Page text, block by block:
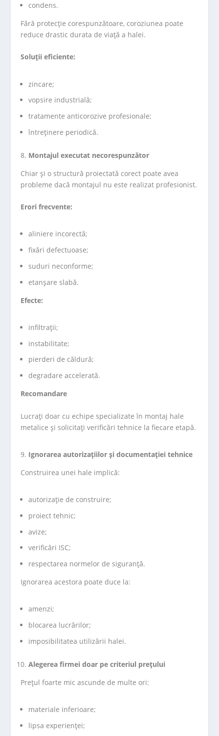
condens.
Fără protecție corespunzătoare, coroziunea poate
reduce drastic durata de viață a halei.
Soluții eficiente:
zincare;
vopsire industrială;
tratamente anticorozive profesionale;
întreținere periodică.
Montajul executat necorespunzător
Chiar și o structură proiectată corect poate avea
probleme dacă montajul nu este realizat profesionist.
Erori frecvente:
aliniere incorectă;
fixări defectuoase;
suduri neconforme;
etanșare slabă.
Efecte:
infiltrații;
instabilitate;
pierderi de căldură;
degradare accelerată.
Recomandare
Lucrați doar cu echipe specializate în montaj hale
metalice și solicitați verificări tehnice la fiecare etapă.
Ignorarea autorizațiilor și documentației tehnice
Construirea unei hale implică:
autorizație de construire;
proiect tehnic;
avize;
verificări ISC;
respectarea normelor de siguranță.
Ignorarea acestora poate duce la:
amenzi;
blocarea lucrărilor;
imposibilitatea utilizării halei.
Alegerea firmei doar pe criteriul prețului
Prețul foarte mic ascunde de multe ori:
materiale inferioare;
lipsa experienței;